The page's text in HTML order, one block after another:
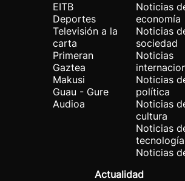
EITB
Deportes
Televisión a la
carta
Primeran
Gaztea
Makusi
Guau - Gure
Audioa
Noticias
economía
Noticias
sociedad
Noticias
Noticias
política
Noticias
cultura
Noticias
tecnología
Noticias
Actualidad